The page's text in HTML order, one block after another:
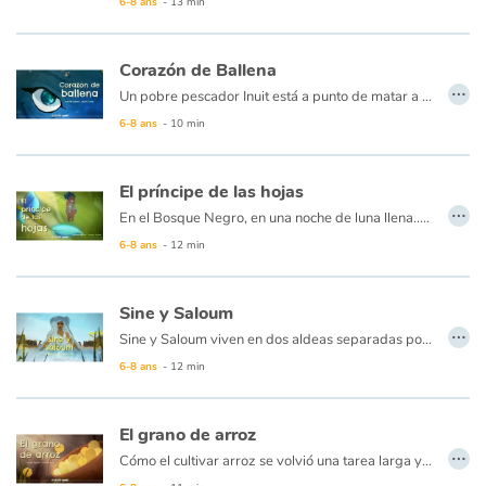
Aide
Écoles
Vidéos & Tutoriaux
Corazón de Ballena
Un pobre pescador Inuit está a punto de matar a una ballena encallada cuando ella le implora que le salve la vida, a cambio de una pesca milagrosa …
6-8 ans - 10 min
…
El príncipe de las hojas
En el Bosque Negro, en una noche de luna llena... Una sombra se desliza al pie de un gran roble y deposita una canasta entre sus raíces. En la canasta, hay un bebé dormido... Oculto en el follaje, se encuentra un elfo que escucha cuidadosamente...
6-8 ans - 12 min
…
Sine y Saloum
Sine y Saloum viven en dos aldeas separadas por un río. Los aldeanos siempre se quedan en su orilla, ignorando a los otros. Así es como siempre ha sido. A pesar de esto, los dos niños han aprendido a conocerse y se han vuelto tan inseparables que no quieren vivir uno sin el otro. Una gran ira se levanta en las dos aldeas cuando se descubre su secreto, rompieron la tradición. Sin embargo, aunque sus familias se enfrentan, el vínculo entre Sine y Saloum es tan fuerte que encontrarán la forma de estar juntos para siempre a través de la diosa del agua Mami Wata. De su historia nacerá el delta de Sine Saloum, fuente inagotable de vida y lección de paz para ambos pueblos...
6-8 ans - 12 min
…
El grano de arroz
Cómo el cultivar arroz se volvió una tarea larga y tediosa por la pereza de un joven...
…